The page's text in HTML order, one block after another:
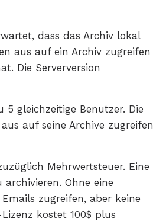
dass das Archiv lokal
aus auf ein Archiv zugreifen
Die Serverversion
gleichzeitige Benutzer. Die
auf seine Archive zugreifen
Mehrwertsteuer. Eine
Ohne eine
zugreifen, aber keine
kostet 100$ plus